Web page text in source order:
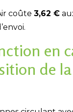
coûte3,62 €
en
de